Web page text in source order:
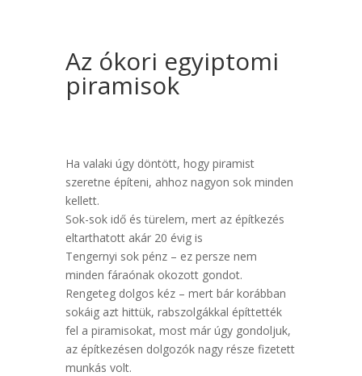
Az ókori egyiptomi
piramisok
Ha valaki úgy döntött, hogy piramist
szeretne építeni, ahhoz nagyon sok minden
kellett.
Sok-sok idő és türelem, mert az építkezés
eltarthatott akár 20 évig is
Tengernyi sok pénz – ez persze nem
minden fáraónak okozott gondot.
Rengeteg dolgos kéz – mert bár korábban
sokáig azt hittük, rabszolgákkal építtették
fel a piramisokat, most már úgy gondoljuk,
az építkezésen dolgozók nagy része fizetett
munkás volt.